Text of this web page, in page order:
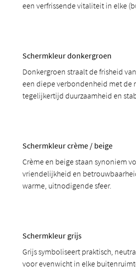
een verfrissende vitaliteit in elke
Schermkleur donkergroen
Donkergroen straalt de frisheid
een diepe verbondenheid met de
tegelijkertijd duurzaamheid en
Schermkleur crème / beige
Crème en beige staan synoniem
vriendelijkheid en
warme, uitnodigende sfeer.
Schermkleur grijs
Grijs symboliseert praktisch,
voor evenwicht in elke